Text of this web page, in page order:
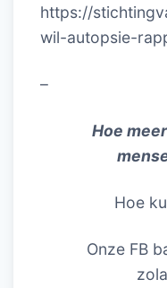
https://
wil-autopsie-
–
Hoe
Hoe
Onze FB